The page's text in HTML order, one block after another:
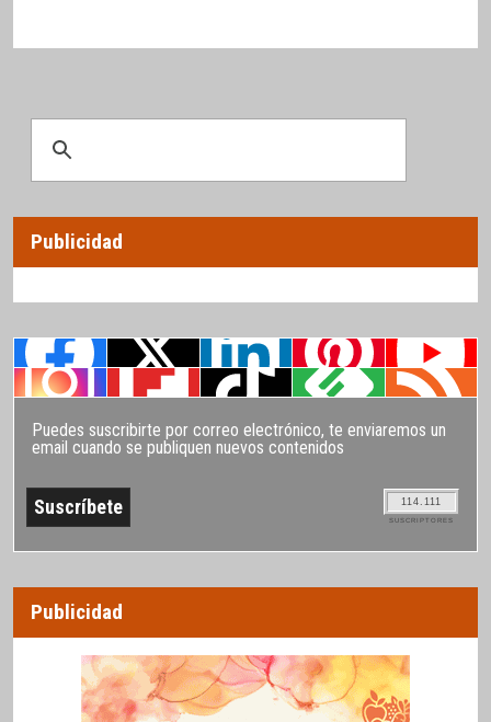
Publicidad
Puedes suscribirte por correo electrónico, te enviaremos un
email cuando se publiquen nuevos contenidos
114.111
SUSCRIPTORES
Publicidad